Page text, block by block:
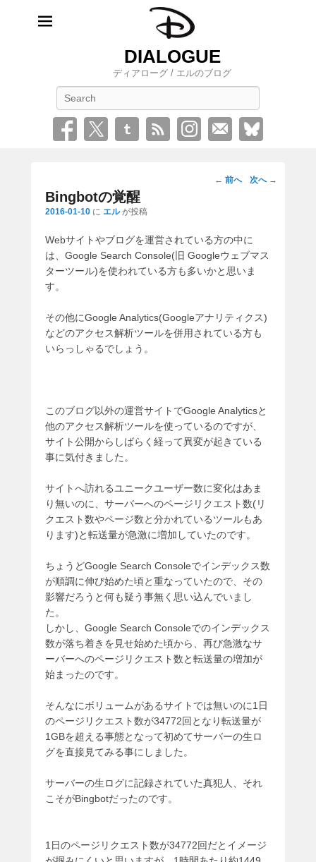
DIALOGUE
ディアローグ / エルのブログ
投
ゲ
ー
シ
← 前へ 次へ →
Bingbotの覚醒
2016-01-10 に エル が投稿
Webサイトやブログを運営されている方の中に
は、Google Search Console(旧 Googleウェブマス
ターツール)を使われている方も多いかと思いま
す。
その他にGoogle Analytics(Googleアナリティクス)
などのアクセス解析ツールを併用されている方も
いらっしゃるでしょう。
このブログ以外の運営サイトでGoogle Analyticsと
他のアクセス解析ツールを使っているのですが、
サイト公開からしばらく経って異変が起きている
事に気付きました。
サイトへ訪れるユニークユーザー数に変化はあま
り無いのに、サーバーへのページリクエスト数(リ
クエスト数やページ数と分かれているツールもあ
ります)と転送量が急激に増加していたのです。
ちょうどGoogle Search Consoleでインデックス数
が順調に伸び始めた頃と重なっていたので、その
影響だろうと何も疑う事無く思い込んでいまし
た。
しかし、Google Search Consoleでのインデックス
数が落ち着きを見せ始めた頃から、再び急激なサ
ーバーへのページリクエスト数と転送量の増加が
始まったのです。
そんなにボリュームがあるサイトでは無いのに1日
のページリクエスト数が34772回となり転送量が
1GBを超える事態となって初めてサーバーの生ロ
グを直接見てみる事にしました。
サーバーの生ログに記録されていた真犯人、それ
こそがBingbotだったのです。
1日のページリクエスト数が34772回だとイメージ